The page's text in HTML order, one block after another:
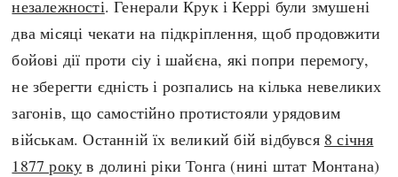
незалежності. Генерали Крук і Керрі були змушені
два місяці чекати на підкріплення, щоб продовжити
бойові дії проти сіу і шайєна, які попри перемогу,
не зберегти єдність і розпались на кілька невеликих
загонів, що самостійно протистояли урядовим
військам. Останній їх великий бій відбувся 8 січня
1877 року в долині ріки Тонга (нині штат Монтана)